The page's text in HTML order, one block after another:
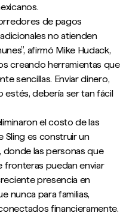
de pagos
no atienden
afirmó Mike Hudack,
creando herramientas que
sencillas. Enviar dinero,
estés, debería ser tan fácil
el costo de las
Sling es construir un
donde las personas que
fronteras puedan enviar
presencia en
nunca para familias,
financieramente.